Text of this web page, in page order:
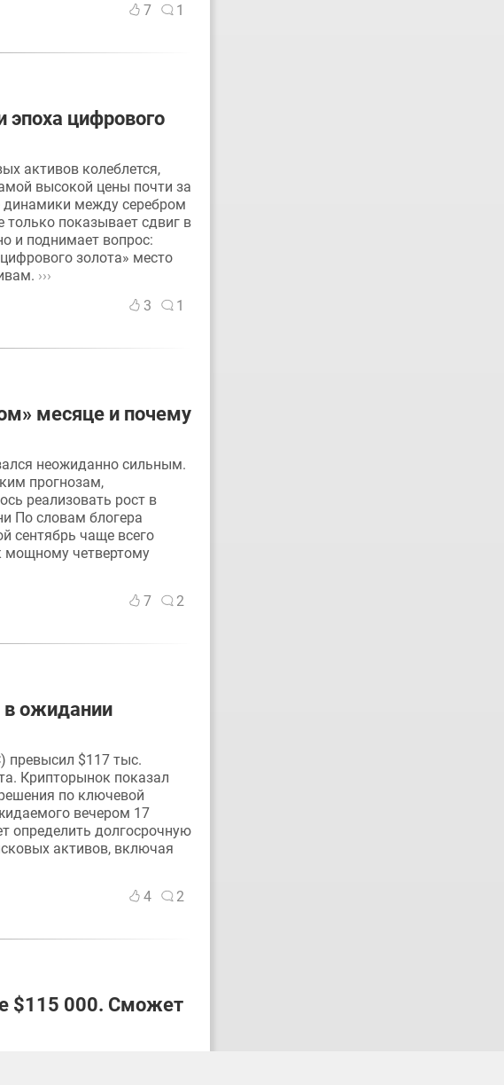
7 1
эпоха цифрового
активов колеблется,
высокой цены почти за
динамики между серебром
только показывает сдвиг в
и поднимает вопрос:
золота» место
›››
3 1
месяце и почему
неожиданно сильным.
прогнозам,
реализовать рост в
По словам блогера
сентябрь чаще всего
мощному четвертому
7 2
в ожидании
превысил $117 тыс.
Крипторынок показал
по ключевой
вечером 17
определить долгосрочную
активов, включая
4 2
$115 000. Сможет
известных как